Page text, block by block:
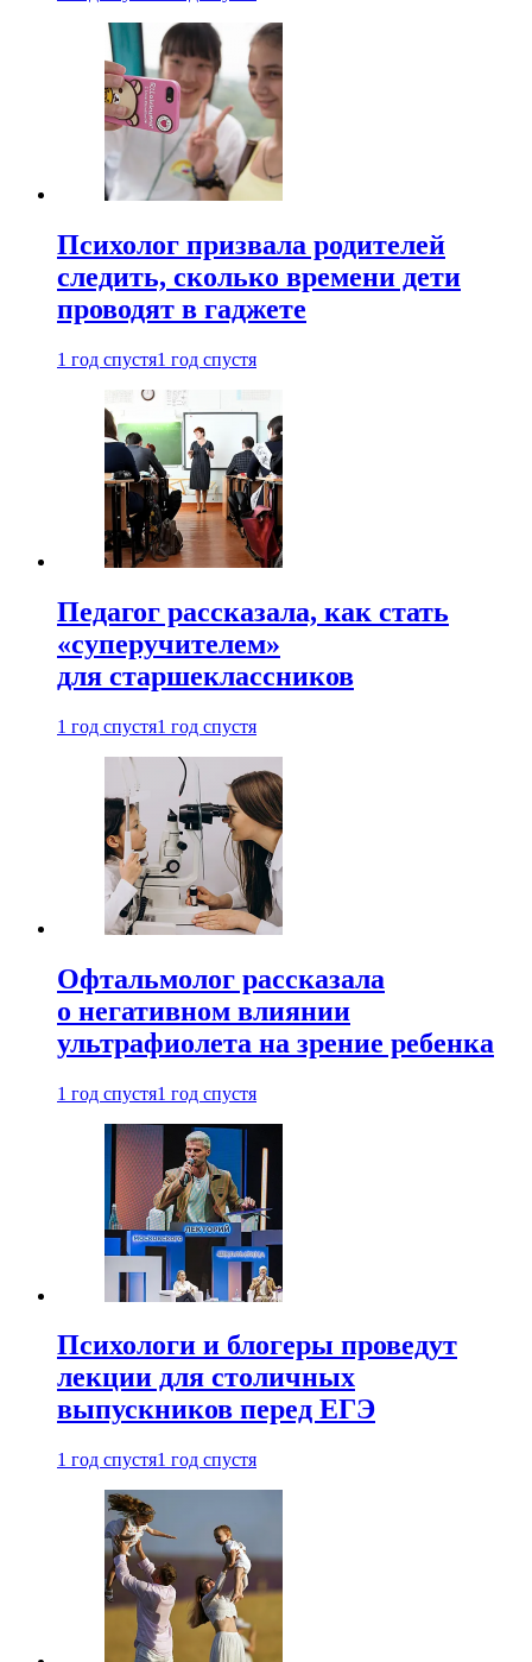
Психолог призвала родителей
следить, сколько времени дети
проводят в гаджете
1 год спустя1 год спустя
Педагог рассказала, как стать
«суперучителем»
для старшеклассников
1 год спустя1 год спустя
Офтальмолог рассказала
о негативном влиянии
ультрафиолета на зрение ребенка
1 год спустя1 год спустя
Психологи и блогеры проведут
лекции для столичных
выпускников перед ЕГЭ
1 год спустя1 год спустя